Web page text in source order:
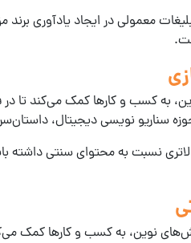
به کسب و کارها کمک می‌کند تا
سناریو نویسی دیجیتال،
نوین، به کسب و کارها کمک